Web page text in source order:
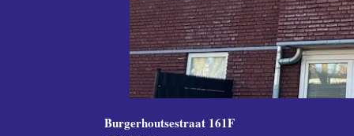
Burgerhoutsestraat 161F